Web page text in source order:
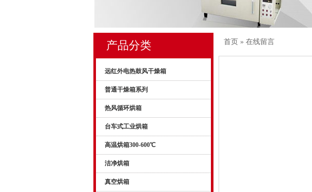
产品分类
远红外电热鼓风干燥箱
普通干燥箱系列
热风循环烘箱
台车式工业烘箱
高温烘箱300-600℃
洁净烘箱
真空烘箱
首页 » 在线留言